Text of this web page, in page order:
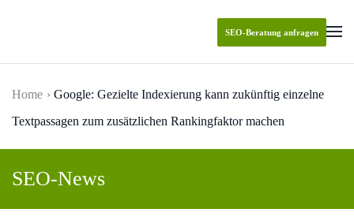
SEO-Beratung anfragen
Home
Google: Gezielte Indexierung kann zukünftig einzelne
Textpassagen zum zusätzlichen Rankingfaktor machen
SEO-News